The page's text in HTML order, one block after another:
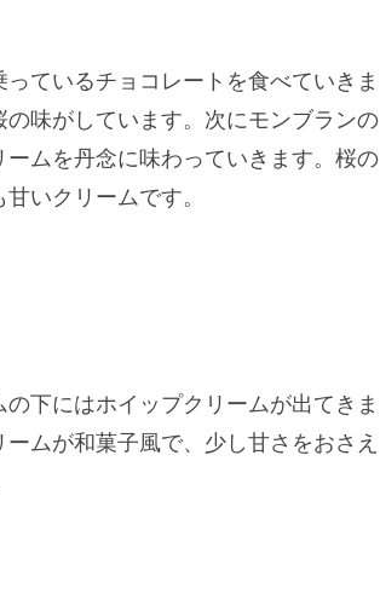
っているチョコレートを食べていきま
の味がしています。次にモンブランの
ームを丹念に味わっていきます。桜の
いクリームです。
の下にはホイップクリームが出てきま
ムが和菓子風で、少し甘さをおさえ